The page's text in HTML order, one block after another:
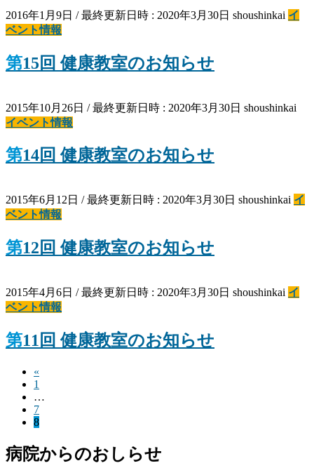
2016年1月9日 / 最終更新日時 : 2020年3月30日 shoushinkai イ
ベント情報
第15回 健康教室のお知らせ
2015年10月26日 / 最終更新日時 : 2020年3月30日 shoushinkai
イベント情報
第14回 健康教室のお知らせ
2015年6月12日 / 最終更新日時 : 2020年3月30日 shoushinkai イ
ベント情報
第12回 健康教室のお知らせ
2015年4月6日 / 最終更新日時 : 2020年3月30日 shoushinkai イ
ベント情報
第11回 健康教室のお知らせ
ペ
ー
«
固
定
ペ
ー
ジ
1
…
固
定
ー
7
固
ペ
8
病院からのおしらせ